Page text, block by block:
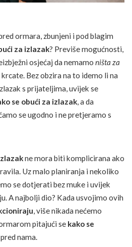
ormara, zbunjeni i pod blagim
za izlazak? Previše mogućnosti,
osjećaj da nemamo ništa za
Bez obzira na to idemo li na
s prijateljima, uvijek se
se obući za izlazak, a da
se ugodno i ne pretjeramo s
ne mora biti komplicirana ako
Uz malo planiranja i nekoliko
se dotjerati bez muke i uvijek
A najbolji dio? Kada usvojimo ovih
, više nikada nećemo
pitajući se kako se
nama.